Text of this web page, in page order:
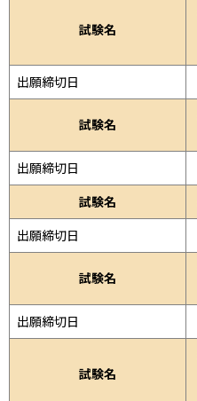
試験名
出願締切日
試験名
出願締切日
試験名
出願締切日
試験名
出願締切日
試験名